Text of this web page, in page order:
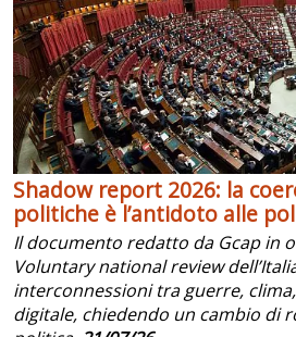
Shadow report 2026: la
politiche è l’antidoto alle
Il documento redatto da Gcap in
Voluntary national review
interconnessioni tra guerre,
digitale, chiedendo un cambio di